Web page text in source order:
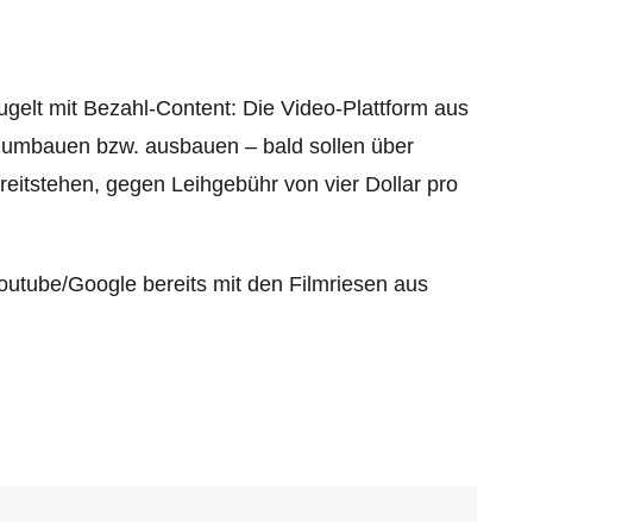
mit Bezahl-Content: Die Video-Plattform aus
bzw. ausbauen – bald sollen über
gegen Leihgebühr von vier Dollar pro
Google bereits mit den Filmriesen aus